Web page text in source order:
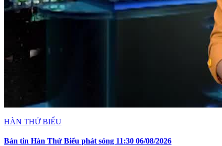
HÀN THỬ BIỂU
Bản tin Hàn Thử Biểu phát sóng 11:30 06/08/2026